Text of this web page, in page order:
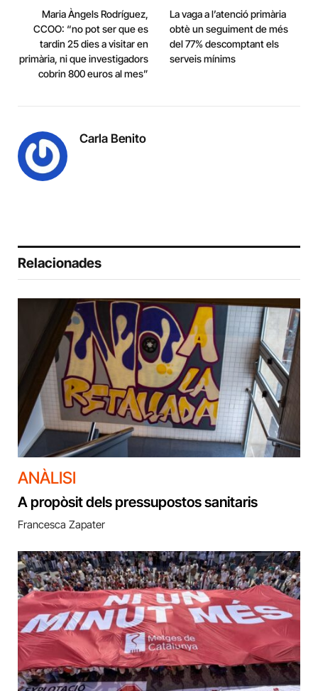
Maria Àngels Rodríguez,
CCOO: “no pot ser que es
tardin 25 dies a visitar en
primària, ni que investigadors
cobrin 800 euros al mes”
La vaga a l’atenció primària
obtè un seguiment de més
del 77% descomptant els
serveis mínims
Carla Benito
Relacionades
ANÀLISI
A propòsit dels pressupostos sanitaris
Francesca Zapater